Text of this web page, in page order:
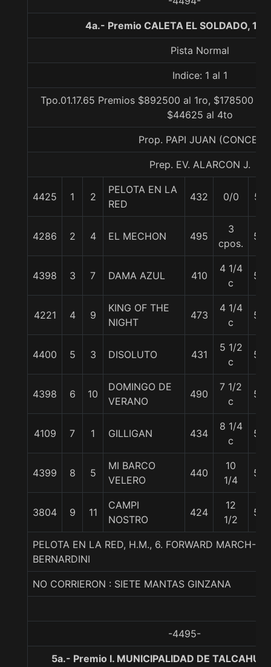
4a.- Premio CALETA EL SOLDADO,
Pista Normal
Indice: 1 al 1
Tpo.01.17.65 Premios $892500 al 1ro, $178500
$44625 al 4to
Prop. PAPI JUAN (CONCE)
Prep. EV. ALARCON J.
4425 1 2
PELOTA EN LA
RED
432 0/0 57
4286 2 4 EL MECHON 495
3
cpos.
55
4398 3 7 DAMA AZUL 410
4 1/4
c
54
4221 4 9
KING OF THE
NIGHT
473
4 1/4
c
56
4400 5 3 DISOLUTO 431
5 1/2
c
58
4398 6 10
DOMINGO DE
VERANO
490
7 1/2
c
54
4109 7 1 GILLIGAN 434
8 1/4
c
56
4399 8 5
MI BARCO
VELERO
440
10
1/4
54
3804 9 11
CAMPI
NOSTRO
424
12
1/2
58
PELOTA EN LA RED, H.M., 6. FORWARD MARCH-
BERNARDINI
NO CORRIERON : SIETE MANTAS GINZANA
-4495-
5a.- Premio I. MUNICIPALIDAD DE